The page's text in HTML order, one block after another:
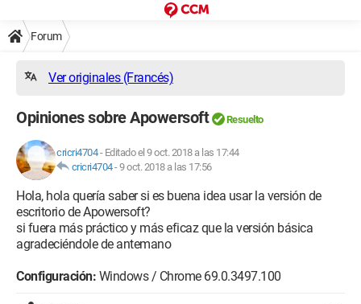
Forum
Ver originales (Francés)
Opiniones sobre Apowersoft Resuelto
cricri4704- Editado el 9 oct. 2018 a las 17:44
cricri4704-9 oct. 2018 a las 17:56
Hola, hola quería saber si es buena idea usar la versión de
escritorio de Apowersoft?
si fuera más práctico y más eficaz que la versión básica
agradeciéndole de antemano
Configuración: Windows / Chrome 69.0.3497.100